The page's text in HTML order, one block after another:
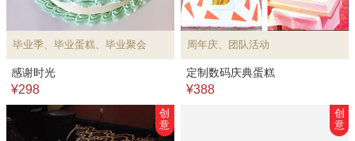
毕业季、毕业蛋糕、毕业聚会
感谢时光
¥298
周年庆、团队活动
定制数码庆典蛋糕
¥388
创
意
创
意